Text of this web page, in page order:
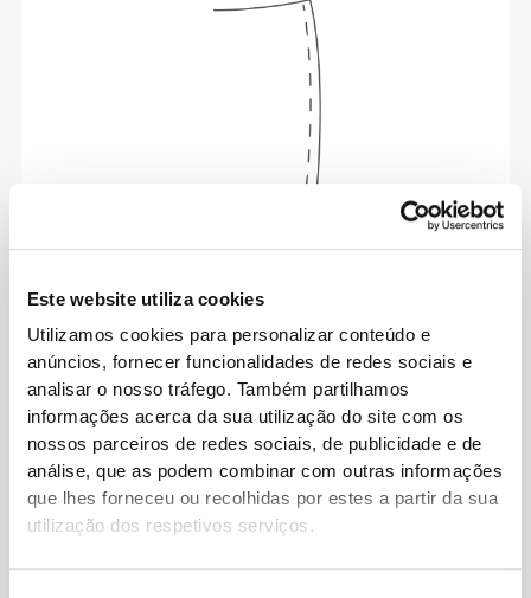
Este website utiliza cookies
Utilizamos cookies para personalizar conteúdo e
anúncios, fornecer funcionalidades de redes sociais e
analisar o nosso tráfego. Também partilhamos
informações acerca da sua utilização do site com os
nossos parceiros de redes sociais, de publicidade e de
análise, que as podem combinar com outras informações
que lhes forneceu ou recolhidas por estes a partir da sua
utilização dos respetivos serviços.
com conforto todos os dias.
Solto